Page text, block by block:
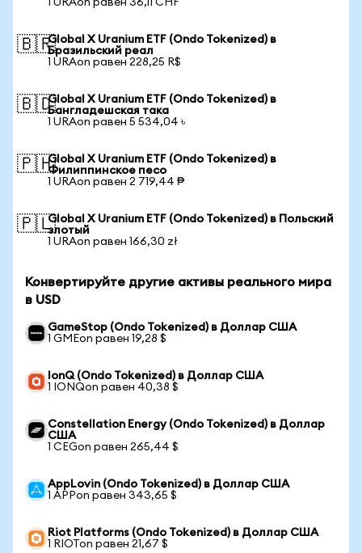
1 URAon равен 36,11 CHF
🇧🇷Global X Uranium ETF (Ondo Tokenized) в
Бразильский реал
1 URAon равен 228,25 R$
🇧🇩Global X Uranium ETF (Ondo Tokenized) в
Бангладешская така
1 URAon равен 5 534,04 ৳
🇵🇭Global X Uranium ETF (Ondo Tokenized) в
Филиппинское песо
1 URAon равен 2 719,44 ₱
🇵🇱Global X Uranium ETF (Ondo Tokenized) в Польский
злотый
1 URAon равен 166,30 zł
Конвертируйте другие активы реального мира
в USD
GameStop (Ondo Tokenized) в Доллар США
1 GMEon равен 19,28 $
IonQ (Ondo Tokenized) в Доллар США
1 IONQon равен 40,38 $
Constellation Energy (Ondo Tokenized) в Доллар
США
1 CEGon равен 265,44 $
AppLovin (Ondo Tokenized) в Доллар США
1 APPon равен 343,65 $
Riot Platforms (Ondo Tokenized) в Доллар США
1 RIOTon равен 21,67 $